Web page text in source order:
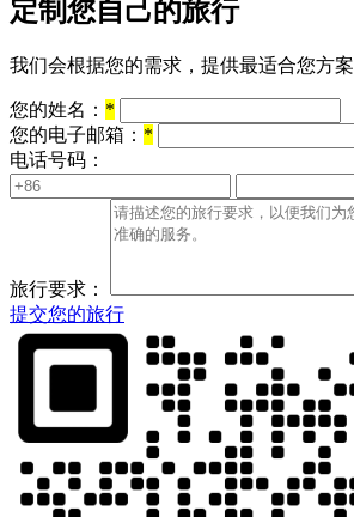
定制您自己的旅行
我们会根据您的需求，提供最适合您方案
您的姓名： *
您的电子邮箱： *
电话号码：
旅行要求：
提交您的旅行